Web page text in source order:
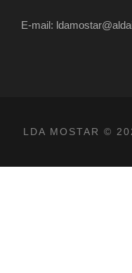
E-mail:
LDA MOSTAR ©